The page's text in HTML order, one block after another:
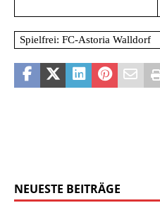
Spielfrei: FC-Astoria Walldorf
NEUESTE BEITRÄGE